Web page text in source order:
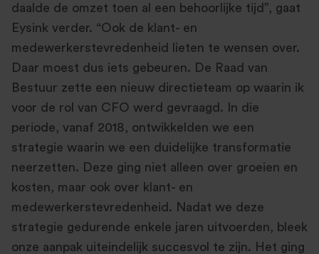
daalde de omzet toen al een behoorlijke tijd”, gaat
Eysink verder. “Ook de klant- en
medewerkerstevredenheid lieten te wensen over.
Daar moest dus iets gebeuren. De Raad van
Bestuur zette een nieuw directieteam op waarin ik
voor de rol van CFO werd gevraagd. In die
periode, vanaf 2018, ontwikkelden we een
strategie waarin we een duidelijke transformatie
neerzetten. Deze ging niet alleen over groeien en
kosten, maar ook over klant- en
medewerkerstevredenheid. Nadat we deze
strategie gedurende enkele jaren uitvoerden, bleek
onze aanpak uiteindelijk succesvol te zijn. Het ging